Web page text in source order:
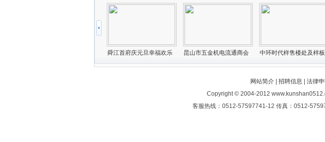
网站简介| 招聘信息 法律申
Copyright © 2004-2012
客服热线：0512-57597741-12 传真：0512-